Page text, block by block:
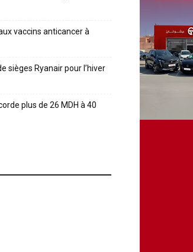
vaccins anticancer à
sièges Ryanair pour l’hiver
plus de 26 MDH à 40